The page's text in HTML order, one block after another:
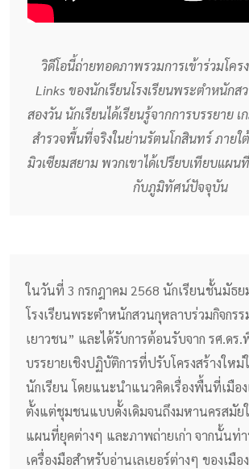
วิดีโอนี้ถ่ายทอดภาพรวมการเข้าร่วมโคร
Links ของนักเรียนโรงเรียนพระตำหนัก
สองวัน นักเรียนได้เรียนรู้จากการบรรยาย
สำรวจพื้นที่จริงในย่านรัตนโกสินทร์ ภายใ
มิวเซียมสยาม พวกเขาได้เปรียบเทียบแผน
กับภูมิทัศน์ปัจจุบัน
ในวันที่ 3 กรกฎาคม 2568 นักเรียนชั้นมัธ
โรงเรียนพระตำหนักสวนกุหลาบร่วมกิจกร
เยาวชน” และได้รับการต้อนรับจาก รศ.ดร.
บรรยายเชิงปฏิบัติการที่ปรับโครงสร้างใหม่
นักเรียน โดยแนะนำแนวคิดเรื่องพื้นที่เมือ
ตั้งแต่ชุมชนแบบดั้งเดิมจนถึงมหานครสมัย
แผนที่ยุคต่างๆ และภาพถ่ายเก่า จากนั้นท่
เครื่องมือสำหรับอ่านเลเยอร์ต่างๆ ของเมือ